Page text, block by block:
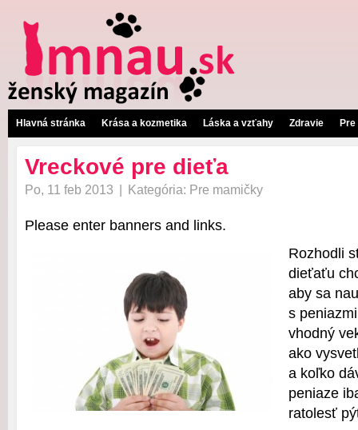
Hlavná stránka Krása a kozmetika Láska a vzťahy Zdravie
Vreckové pre dieťa
Po, 11 feb 2013 Kategória: Pre mamičky
Please enter banners and links.
Rozhodli
dieťaťu
aby sa
s
vhodný
ako
a koľko
peniaze
ratolesť